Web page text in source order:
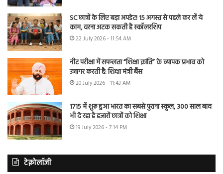
SC छात्रों के लिए बड़ा अपडेट! 15 अगस्त से पहले कर लें ये
काम, वरना अटक सकती है स्कॉलरशिप
22 July 2026 - 11:54 AM
नीट परीक्षा में सफलता “शिक्षा क्रांति” के व्यापक प्रभाव को
उजागर करती है: शिक्षा मंत्री बैंस
20 July 2026 - 11:43 AM
1715 में शुरू हुआ भारत का सबसे पुराना स्कूल, 300 साल बाद
भी दे रहा है हजारों छात्रों को शिक्षा
19 July 2026 - 7:14 PM
टेक्नोलॉजी